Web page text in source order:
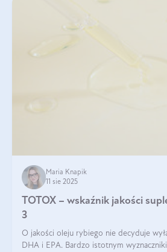
Maria Knapik
11 sie 2025
TOTOX – wskaźnik jakości
3
O jakości oleju rybiego nie decyduje
DHA i EPA. Bardzo istotnym